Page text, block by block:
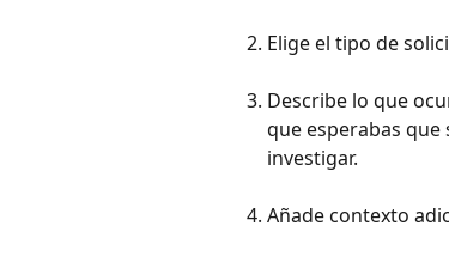
Elige el tipo de
Describe lo que
que esperabas
investigar.
Añade contexto